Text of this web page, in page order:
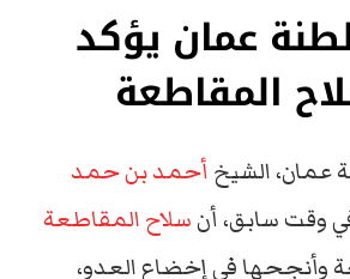
عمان يؤكد
المقاطعة
عمان، الشيخ أحمد بن حمد
وقت سابق، أنسلاح المقاطعة
وأنجحها في إخضاع العدو،